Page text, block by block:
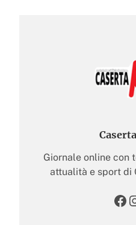
Giornale online con
attualità e sport di
Facebook